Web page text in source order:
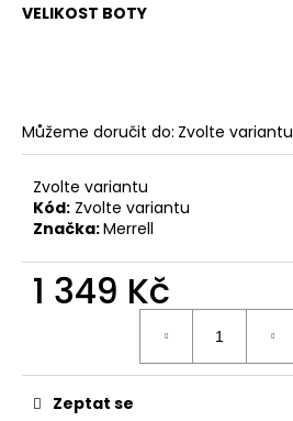
VELIKOST BOTY
Můžeme doručit do: Zvolte variantu
Zvolte variantu
Kód: Zvolte variantu
Značka:Merrell
1 349 Kč
Zeptat se